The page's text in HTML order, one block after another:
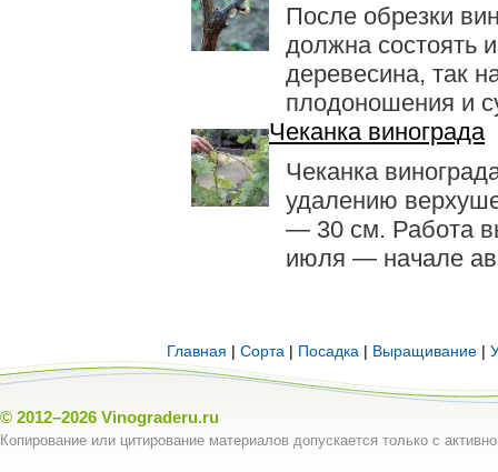
После обрезки
должна состоять
деревесина, так
плодоношения и
Чеканка винограда
Чеканка
удалению
— 30 см. Работа
июля — начале
Главная | Сорта | Посадка | Выращивание |
© 2012–2026 Vinograderu.ru
Копирование или цитирование материалов допускается только с